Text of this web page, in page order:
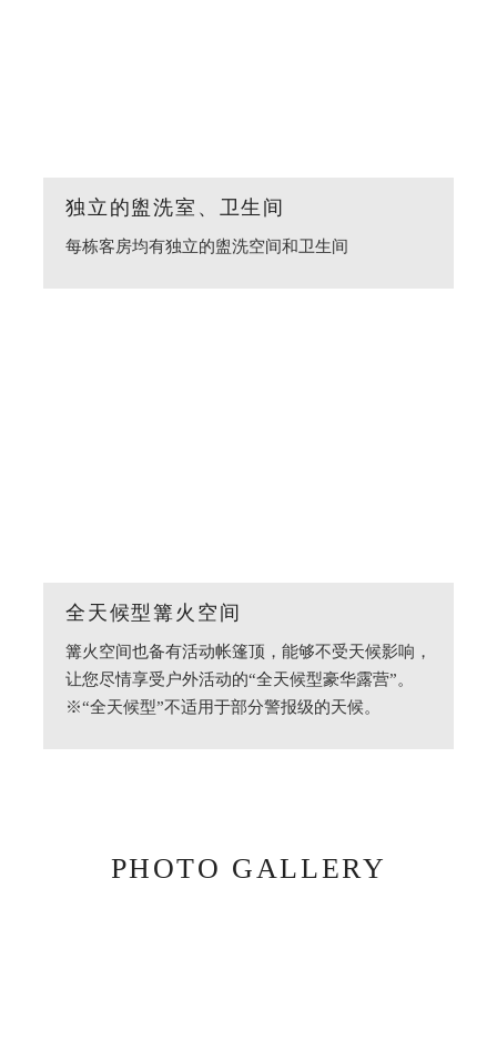
独立的盥洗室、卫生间
每栋客房均有独立的盥洗空间和卫生间
全天候型篝火空间
篝火空间也备有活动帐篷顶，能够不受天候影响，
让您尽情享受户外活动的“全天候型豪华露营”。
※“全天候型”不适用于部分警报级的天候。
PHOTO GALLERY